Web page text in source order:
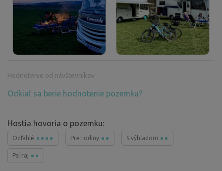
Hodnotenie od návštevníkov
Odkiaľ sa berie hodnotenie pozemku?
Hostia hovoria o pozemku:
Odľahlé Pre rodiny S výhľadom
Psí raj